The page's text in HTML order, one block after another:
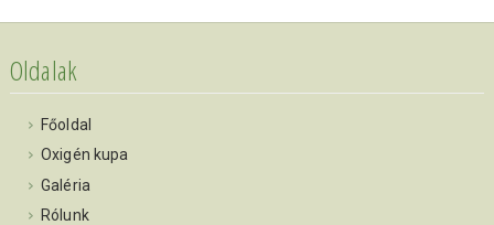
Oldalak
Főoldal
Oxigén kupa
Galéria
Rólunk